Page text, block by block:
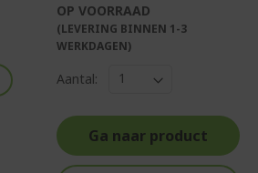
OP VOORRAAD
(LEVERING BINNEN 1-3
WERKDAGEN)
Aantal:
Ga naar product